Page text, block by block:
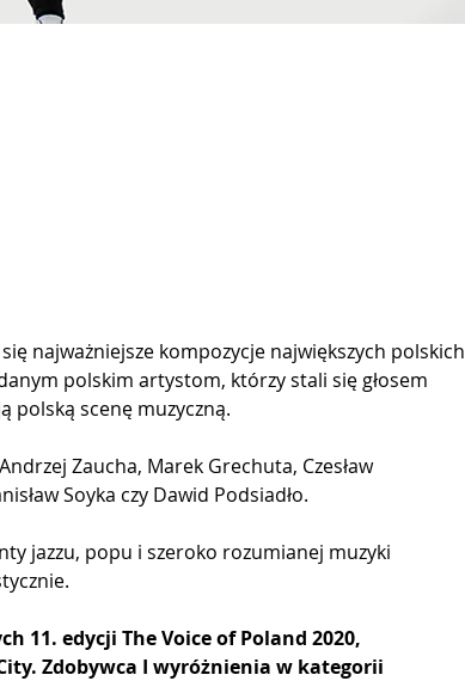
najważniejsze kompozycje największych polskich
polskim artystom, którzy stali się głosem
polską scenę muzyczną.
Zaucha, Marek Grechuta, Czesław
Soyka czy Dawid Podsiadło.
jazzu, popu i szeroko rozumianej muzyki
11. edycji The Voice of Poland 2020,
Zdobywca I wyróżnienia w kategorii